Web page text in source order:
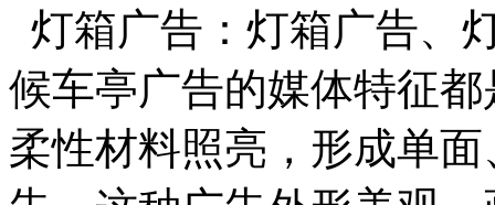
灯箱广告：灯箱广告、
候车亭广告的媒体特征
柔性材料照亮，形成单